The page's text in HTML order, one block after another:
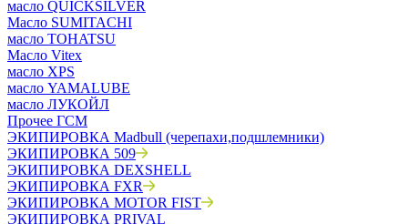
масло QUICKSILVER
Масло SUMITACHI
масло TOHATSU
Масло Vitex
масло XPS
масло YAMALUBE
масло ЛУКОЙЛ
Прочее ГСМ
ЭКИПИРОВКА Madbull (черепахи,подшлемники)
ЭКИПИРОВКА 509
ЭКИПИРОВКА DEXSHELL
ЭКИПИРОВКА FXR
ЭКИПИРОВКА MOTOR FIST
ЭКИПИРОВКА PRIVAL